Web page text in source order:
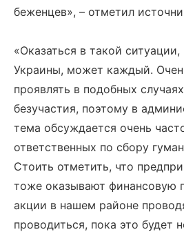
беженцев», – отметил
«Оказаться в такой
Украины, может каждый.
проявлять в подобных
безучастия, поэтому в
тема обсуждается очень
ответственных по сбору
Стоить отметить, что
тоже оказывают финансовую
акции в нашем районе
проводиться, пока это будет